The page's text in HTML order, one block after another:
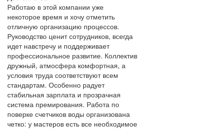
Работаю в этой компании уже
некоторое время и хочу отметить
отличную организацию процессов.
Руководство ценит сотрудников, всегда
идет навстречу и поддерживает
профессиональное развитие. Коллектив
дружный, атмосфера комфортная, а
условия труда соответствуют всем
стандартам. Особенно радует
стабильная зарплата и прозрачная
система премирования. Работа по
поверке счетчиков воды организована
четко: у мастеров есть все необходимое